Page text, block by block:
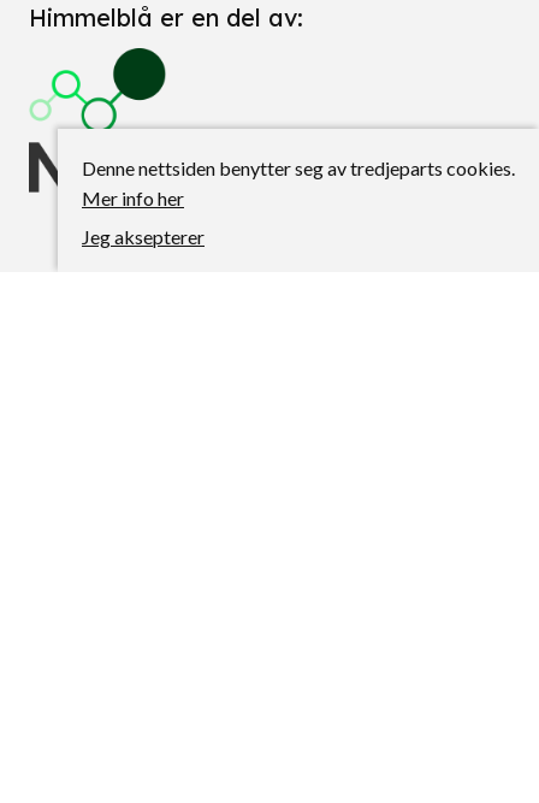
Himmelblå er en del av:
Denne nettsiden benytter seg av tredjeparts cookies.
Mer info her
Jeg aksepterer